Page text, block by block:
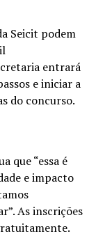
Seicit podem
entrará
e iniciar a
do concurso.
que “essa é
e impacto
As inscrições